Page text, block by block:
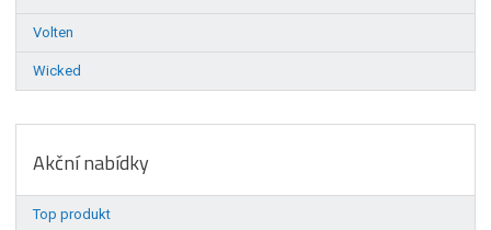
Volten
Wicked
Akční nabídky
Top produkt